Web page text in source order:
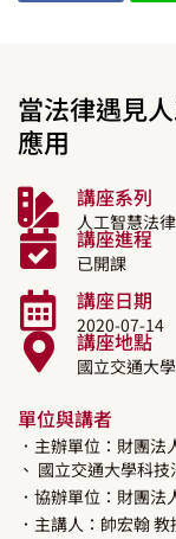
當法律遇見
應用
講座系列
人工智慧法
講座進程
已開課
講座日期
2020-07-14
講座地點
國立交通大學
單位與講者
．主辦單位：財團
、 國立交通大學科
．協辦單位：財團
．主講人： 帥宏翰教